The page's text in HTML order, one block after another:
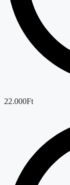
22.000Ft